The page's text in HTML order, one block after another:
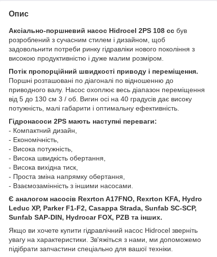
Опис
Аксіально-поршневий насос Hidrocel 2PS 108 cc був
розроблений з сучасним стилем і дизайном, щоб
задовольнити потреби ринку гідравліки нового покоління з
високою продуктивністю і дуже малим розміром.
Потік пропорційний швидкості приводу і переміщення.
Поршні розташовані по діагоналі по відношенню до
приводного валу. Насос охоплює весь діапазон переміщення
від 5 до 130 см 3 / об. Вигин осі на 40 градусів дає високу
потужність, малі габарити і оптимальну ефективність.
Гідронасоси 2РЅ мають наступні переваги:
- Компактний дизайн,
- Економічність,
- Висока потужність,
- Висока швидкість обертання,
- Висока вихідна тиск,
- Проста зміна напрямку обертання,
- Взаємозамінність з іншими насосами.
Є аналогом насосів Rexrton A17FNO, Rexrton KFA, Hydro
Leduc XP, Parker F1-F2, Casappa Strada, Sunfab SC-SCP,
Sunfab SAP-DIN, Hydrocar FOX, PZB та інших.
Якщо ви хочете купити гідравлічний насос Hidrocel зверніть
увагу на характеристики. Зв'яжіться з нами, ми допоможемо
підібрати запчастини спеціально для вашої техніки.